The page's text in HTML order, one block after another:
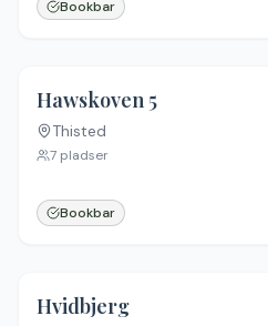
Bookbar
Hawskoven 5
Thisted
7 pladser
Bookbar
Hvidbjerg